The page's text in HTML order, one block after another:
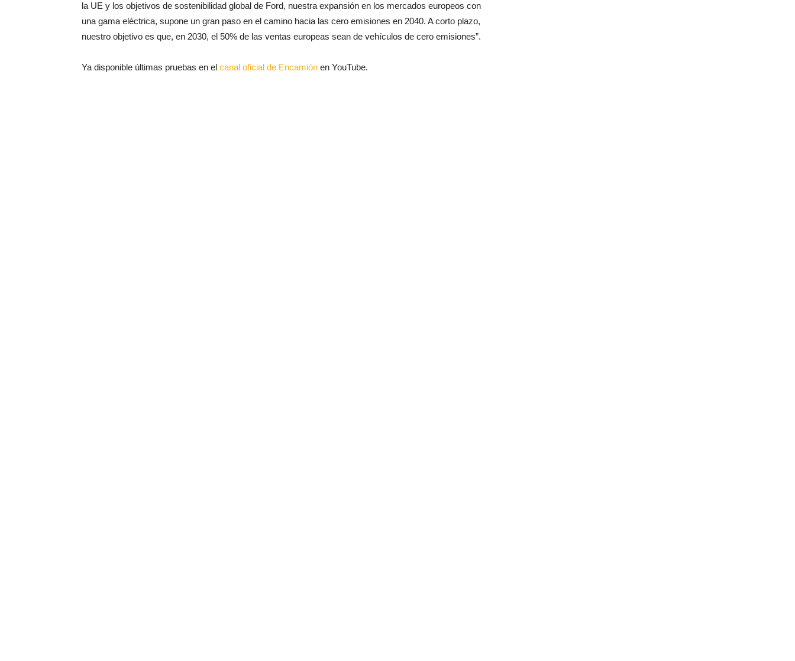
la UE y los objetivos de sostenibilidad global de Ford, nuestra expansión en los mercados europeos con
una gama eléctrica, supone un gran paso en el camino hacia las cero emisiones en 2040. A corto plazo,
nuestro objetivo es que, en 2030, el 50% de las ventas europeas sean de vehículos de cero emisiones”.
Ya disponible últimas pruebas en el canal oficial de Encamión en YouTube.